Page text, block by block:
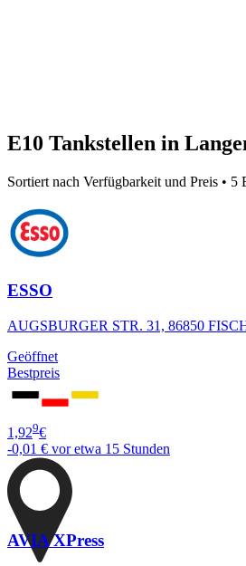
E10 Tankstellen in
Sortiert nach Verfügbarkeit und Preis • 5
ESSO
AUGSBURGER STR. 31, 86850
Geöffnet
Bestpreis
1,929€
-0,01 € vor etwa 15 Stunden
AVIA XPress